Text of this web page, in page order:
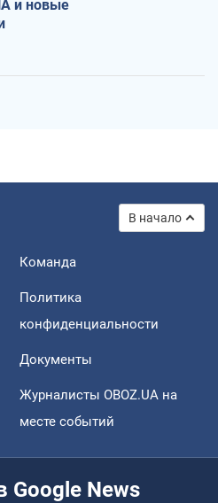
и новые
В начало
Команда
Политика
конфиденциальности
Документы
Журналисты OBOZ.UA на
месте событий
Google News